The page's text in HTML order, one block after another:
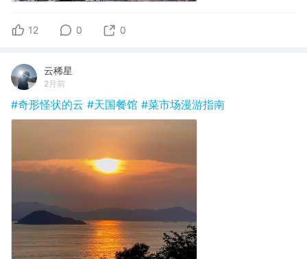
12 0 0
云稀星
2月前
#奇形怪状的云 #天国餐馆 #菜市场漫游指南